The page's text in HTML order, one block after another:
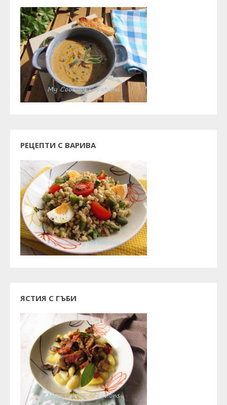
РЕЦЕПТИ С ВАРИВА
ЯСТИЯ С ГЪБИ